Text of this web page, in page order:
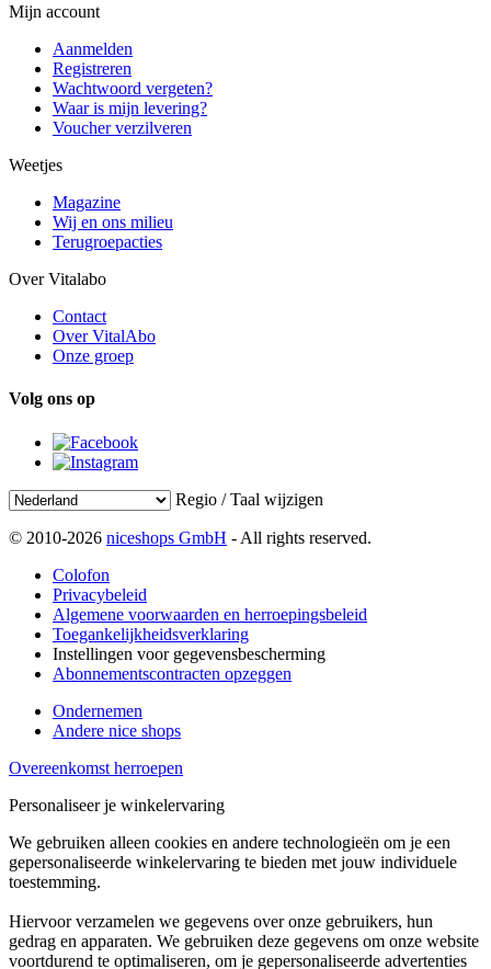
Mijn account
Aanmelden
Registreren
Wachtwoord vergeten?
Waar is mijn levering?
Voucher verzilveren
Weetjes
Magazine
Wij en ons milieu
Terugroepacties
Over Vitalabo
Contact
Over VitalAbo
Onze groep
Volg ons op
Regio / Taal wijzigen
© 2010-2026 niceshops GmbH - All rights reserved.
Colofon
Privacybeleid
Algemene voorwaarden en herroepingsbeleid
Toegankelijkheidsverklaring
Instellingen voor gegevensbescherming
Abonnementscontracten opzeggen
Ondernemen
Andere nice shops
Overeenkomst herroepen
Personaliseer je winkelervaring
We gebruiken alleen cookies en andere technologieën om je een
gepersonaliseerde winkelervaring te bieden met jouw individuele
toestemming.
Hiervoor verzamelen we gegevens over onze gebruikers, hun
gedrag en apparaten. We gebruiken deze gegevens om onze website
voortdurend te optimaliseren, om je gepersonaliseerde advertenties